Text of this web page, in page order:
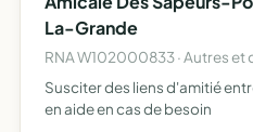
La-Grande
RNA W102000833 · Autres et
Susciter des liens d'amitié
en aide en cas de besoin